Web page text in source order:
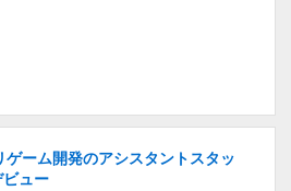
ーム開発のアシスタントスタッ
ュー